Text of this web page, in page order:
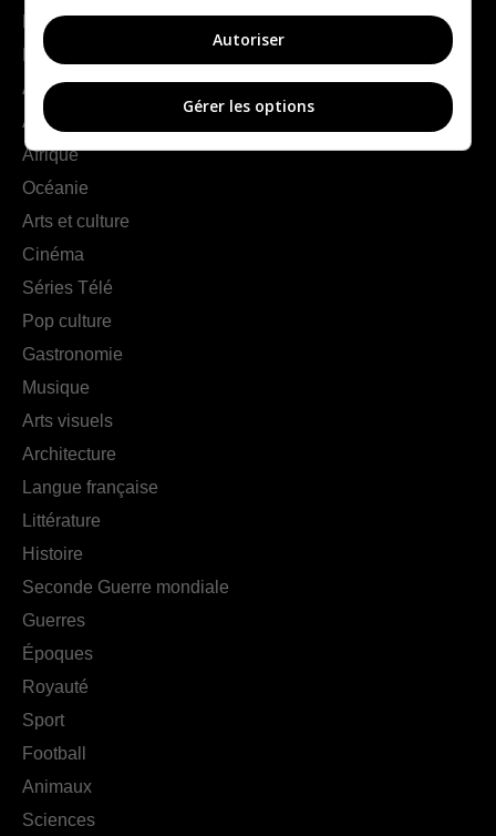
France
Europe
Amériques
Asie
Afrique
Océanie
Arts et culture
Cinéma
Séries Télé
Pop culture
Gastronomie
Musique
Arts visuels
Architecture
Langue française
Littérature
Histoire
Seconde Guerre mondiale
Guerres
Époques
Royauté
Sport
Football
Animaux
Sciences
Autoriser
Gérer les options